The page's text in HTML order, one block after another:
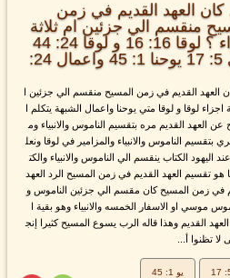
العهد القديم في زمن
منقسم الي جزئين ام ثلاثة
اجزاء ؟ لوقا 16: 16 و لوقا 24: 44
متي 5: 17 يوحنا 1: 45 واعمال 24:
العهد القديم في زمن المسيح منقسم الي جزئين ا
اجزاء لوقا و لوقا متي يوحنا واعمال الشبهة يتكلم ا
عن العهد القديم مره بتقسيم الناموس والانبياء وم
بتقسيم الناموس والانبياء والمزامير في لوقا ونعل
اليهود الكتاب ينقسم الي الناموس والانبياء والكت
هو تقسيم العهد القديم في زمن المسيح الرد العهد
في زمن المسيح كان مقسم الي جزئين الناموس و
موسي او الاسفار الخمسه والانبياء وهو بقية ا
القديم وهذا قاله الرب يسوع المسيح كثيرا إنج
لا تظنوا أ...
يو 1: 45